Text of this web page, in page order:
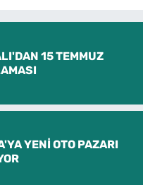
15 TEMMUZ
YENİ OTO PAZARI